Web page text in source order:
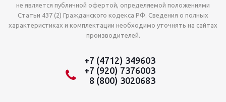
не является публичной офертой, определяемой положениями
Статьи 437 (2) Гражданского кодекса РФ. Сведения о полных
характеристиках и комплектации необходимо уточнять на сайтах
производителей.
+7 (4712) 349603
+7 (920) 7376003
8 (800) 3020683